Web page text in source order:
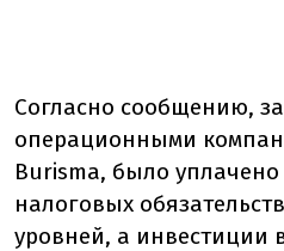
Согласно сообщению,
операционными
Burisma, было уплачено
налоговых
уровней, а инвестиции